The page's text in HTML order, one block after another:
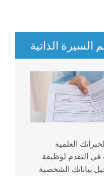
السيرة الذاتية
العلمية
في التقدم لوظيفة
بياناتك الشخصية